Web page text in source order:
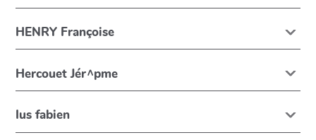
HENRY Françoise
Hercouet Jér^pme
Ius fabien